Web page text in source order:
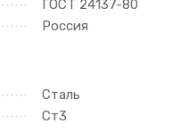
ГОСТ 24137-80
Россия
Сталь
Ст3